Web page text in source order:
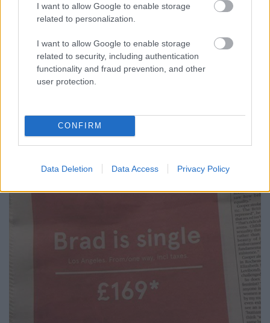
I want to allow Google to enable storage
related to personalization.
I want to allow Google to enable storage
related to security, including authentication
functionality and fraud prevention, and other
user protection.
CONFIRM
Data Deletion Data Access Privacy Policy
A VÁLASZTÁS a Tied, visszafelé is!
Fodor Tomi• 2016. szeptember 27.
Ha valamit igazán akarsz, akkor azért küzdeni fogsz.
Mi lehet annyira fontos és egyben gyönyörű, hogy
érte végzetes harcba keveredj egy másik ...